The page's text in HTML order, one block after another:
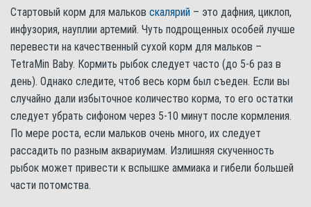
Стартовый корм для мальков скалярий – это дафния, циклоп,
инфузория, науплии артемий. Чуть подрощенных особей лучше
перевести на качественный сухой корм для мальков –
TetraMin Baby. Кормить рыбок следует часто (до 5-6 раз в
день). Однако следите, чтоб весь корм был съеден. Если вы
случайно дали избыточное количество корма, то его остатки
следует убрать сифоном через 5-10 минут после кормления.
По мере роста, если мальков очень много, их следует
рассадить по разным аквариумам. Излишняя скученность
рыбок может привести к вспышке аммиака и гибели большей
части потомства.